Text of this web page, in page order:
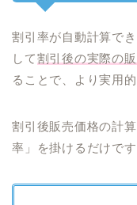
割引率が自動計算で
して割引後の実際の
ることで、より実用
割引後販売価格の計
率」を掛けるだけです